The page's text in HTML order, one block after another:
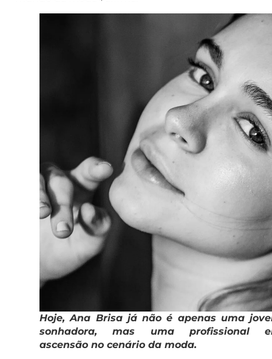
Hoje, Ana Brisa já não é apenas uma
sonhadora, mas uma profissional
ascensão no cenário da moda.